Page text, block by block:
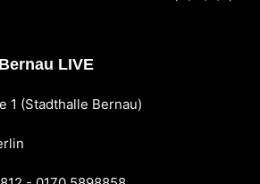
LIVE
1 (Stadthalle Bernau)